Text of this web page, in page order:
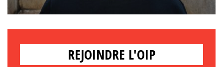
REJOINDRE L'OIP